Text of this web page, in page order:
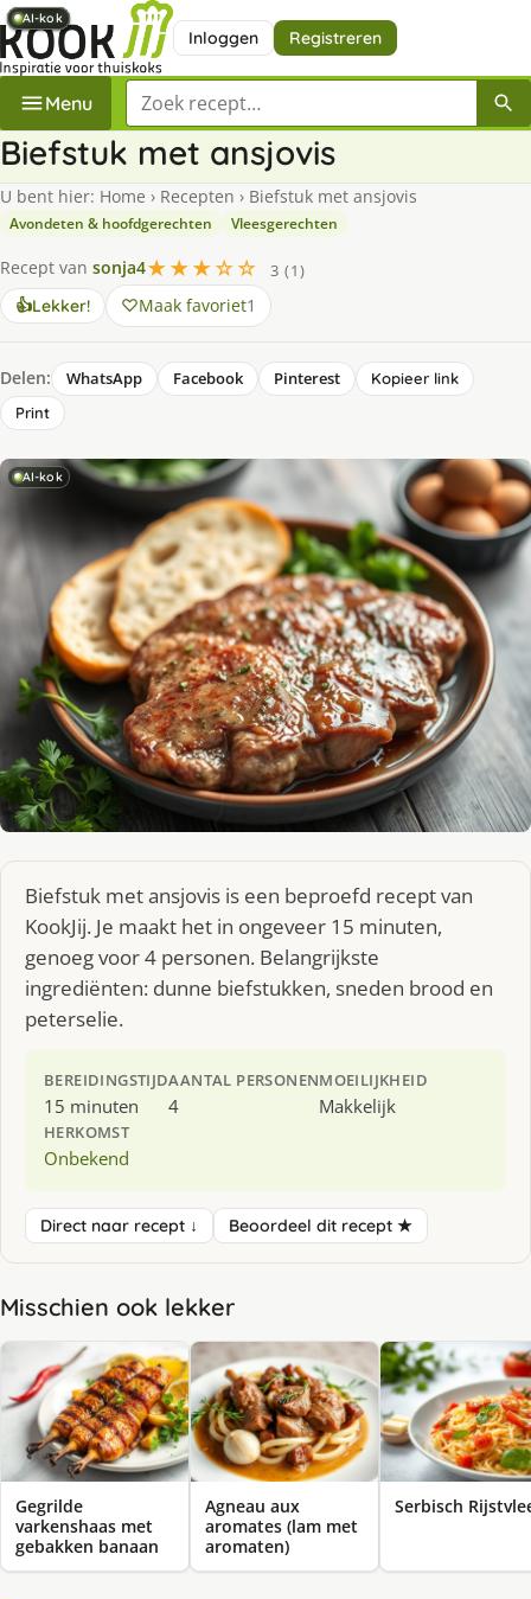
Inloggen Registreren
Menu Zoek een recept
Biefstuk met ansjovis
U bent hier: Home › Recepten › Biefstuk met ansjovis
Avondeten & hoofdgerechten Vleesgerechten
Recept van sonja4★★★☆☆
3 (1)
👍Lekker! Maak favoriet1
Delen: WhatsApp Facebook Pinterest
Kopieer link
Print
AI-kok
Biefstuk met ansjovis is een beproefd recept van
KookJij. Je maakt het in ongeveer 15 minuten,
genoeg voor 4 personen. Belangrijkste
ingrediënten: dunne biefstukken, sneden brood en
peterselie.
BEREIDINGSTIJD
15 minuten
AANTAL PERSONEN
4
MOEILIJKHEID
Makkelijk
HERKOMST
Onbekend
Direct naar recept ↓ Beoordeel dit recept ★
Misschien ook lekker
AI-kok
Gegrilde
varkenshaas met
gebakken banaan
AI-kok
Agneau aux
aromates (lam met
aromaten)
AI-kok
Serbisch
AI-kok
AI-kok
AI-kok
AI-kok